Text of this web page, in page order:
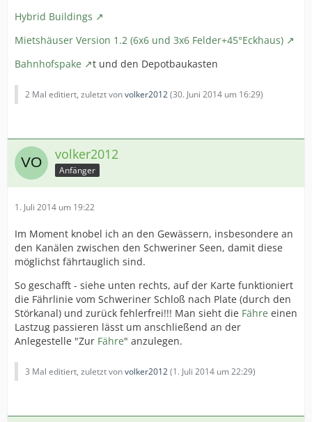
Hybrid Buildings
Mietshäuser Version 1.2 (6x6 und 3x6 Felder+45°Eckhaus)
Bahnhofspake
t und den Depotbaukasten
2 Mal editiert, zuletzt vonvolker2012(30. Juni 2014 um 16:29)
volker2012
Anfänger
1. Juli 2014 um 19:22
Im Moment knobel ich an den Gewässern, insbesondere an
den Kanälen zwischen den Schweriner Seen, damit diese
möglichst fährtauglich sind.
So geschafft - siehe unten rechts, auf der Karte funktioniert
die Fährlinie vom Schweriner Schloß nach Plate (durch den
Störkanal) und zurück fehlerfrei!!! Man sieht die Fähre einen
Lastzug passieren lässt um anschließend an der
Anlegestelle "Zur Fähre" anzulegen.
3 Mal editiert, zuletzt vonvolker2012(1. Juli 2014 um 22:29)